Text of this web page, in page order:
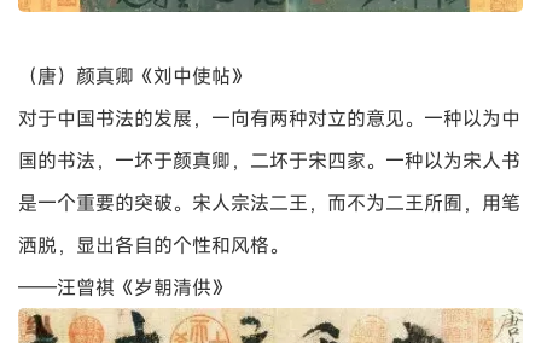
（唐）颜真卿《祭侄文稿》
胡兰成晚年给朱天文写信，谈到书法：“书法与能乐及剑道
等同，必有师承。中国清末以来的大书法家有康有为、李
徐、马一浮、李叔同、吴昌硕、郑孝胥等几位，及我的先师
周承德先师。”
——陆灏《看图识字》